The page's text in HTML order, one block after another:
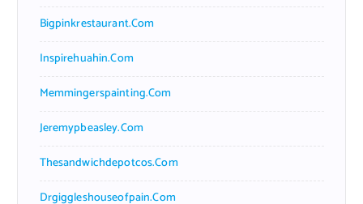
Bigpinkrestaurant.com
Inspirehuahin.com
Memmingerspainting.com
Jeremypbeasley.com
Thesandwichdepotcos.com
Drgiggleshouseofpain.com